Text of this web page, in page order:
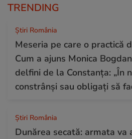
TRENDING
Știri România
Meseria pe care o practică
Cum a ajuns Monica
delfini de la Constanța: „În
constrânși sau obligați să
Știri România
Dunărea secată: armata va